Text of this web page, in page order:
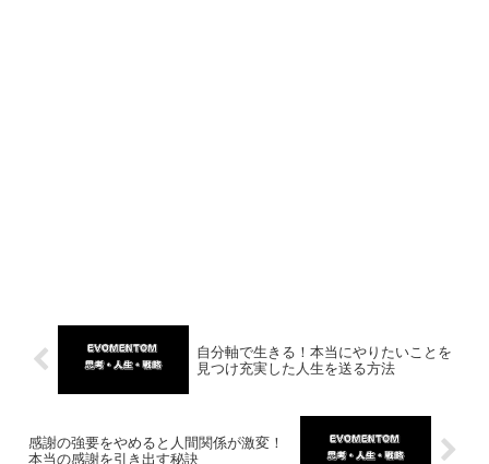
自分軸で生きる！本当にやりたいことを
見つけ充実した人生を送る方法
感謝の強要をやめると人間関係が激変！
本当の感謝を引き出す秘訣